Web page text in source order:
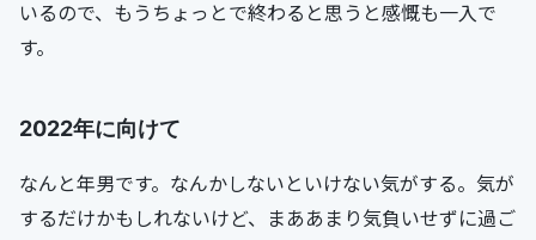
いるので、もうちょっとで終わると思うと感慨も一入で
す。
2022年に向けて
なんと年男です。なんかしないといけない気がする。気が
するだけかもしれないけど、まああまり気負いせずに過ご